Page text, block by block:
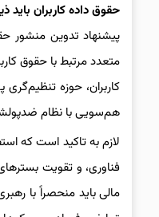
حقوق داده کاربران
پیشنهاد تدوین منشور
متعدد مرتبط با حقوق
کاربران، حوزه
هم‌سویی با نظام
لازم به تاکید است که
فناوری، و تقویت
مالی باید منحصراً با